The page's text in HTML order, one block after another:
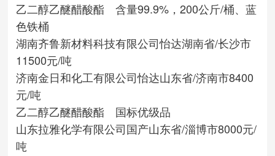
乙二醇乙醚醋酸酯 含量99.9%，200公斤/桶、蓝
色铁桶
湖南齐鲁新材料科技有限公司怡达湖南省/长沙市
11500元/吨
济南金日和化工有限公司怡达山东省/济南市8400
元/吨
乙二醇乙醚醋酸酯 国标优级品
山东拉雅化学有限公司国产山东省/淄博市8000元/
吨